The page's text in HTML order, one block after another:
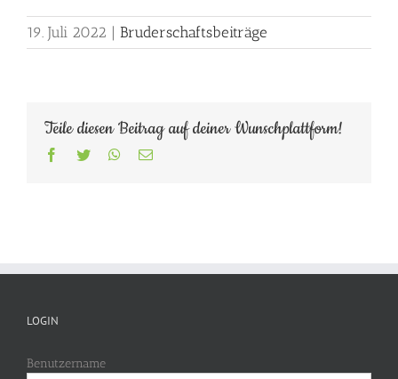
19. Juli 2022 | Bruderschaftsbeiträge
Teile diesen Beitrag auf deiner Wunschplattform!
Facebook
Twitter WhatsApp
E-
LOGIN
Benutzername